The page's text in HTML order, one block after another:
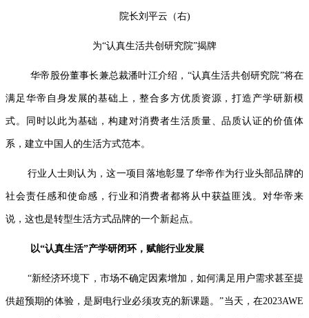
院长刘平云（右)
为“认真生活共创研究院”揭牌
华帝股份董事长兼总裁潘叶江介绍，“认真生活共创研究院”将在
满足华帝自身发展的基础上，整合多方优质资源，打造产学研新模
式。同时以此为基础，构建对消费者生活质量、品质认证的价值体
系，建立中国人的生活方式范本。
行业人士则认为，这一项目落地彰显了华帝作为行业头部品牌的
社会责任感和使命感，行业和消费者都将从中获益匪浅。对华帝来
说，这也是转型生活方式品牌的一个新起点。
以“认真生活”产学研闭环，赋能行业发展
“新经济环境下，市场不确定因素增加，如何满足用户需求甚至提
供超预期的体验，是厨电行业必须攻克的新课题。”当天，在2023AWE